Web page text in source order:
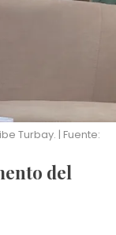
Turbay. | Fuente: